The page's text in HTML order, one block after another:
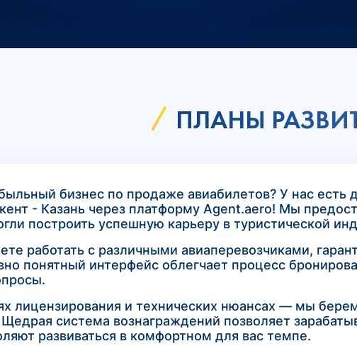
ПЛАНЫ
бизнес по продаже авиабилетов? У нас
- Казань через платформу Agent.aero! Мы
построить успешную карьеру в туристической
работать с различными авиаперевозчиками,
понятный интерфейс облегчает процесс
лицензирования и технических нюансах — мы
система вознаграждений позволяет
развиваться в комфортном для вас темпе.